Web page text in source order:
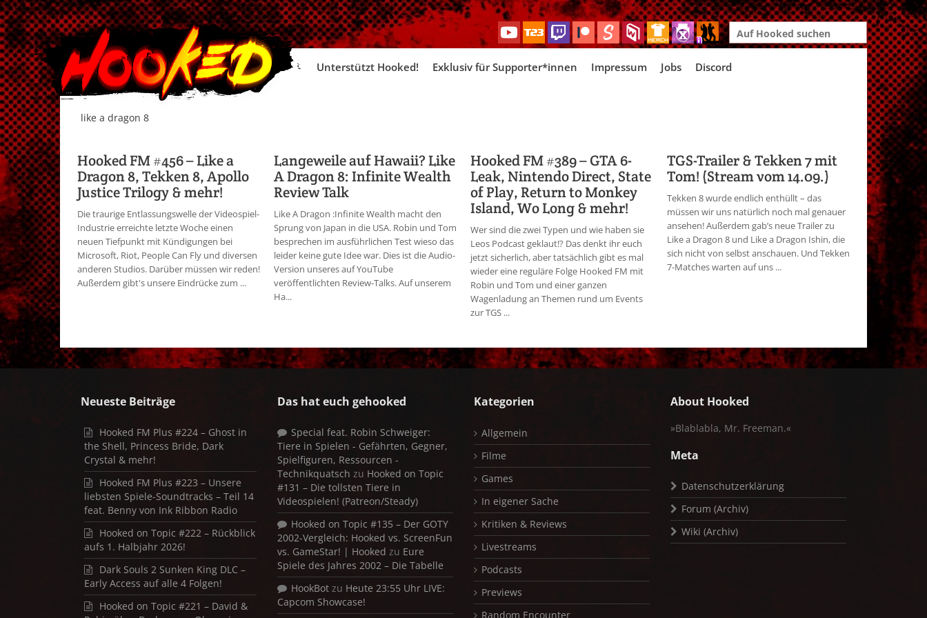
Search
for:
Skip
Unterstützt Hooked! Exklusiv für Supporter*innen Impressum Jobs Discord
like a dragon 8
Hooked FM #456 – Like a
Dragon 8, Tekken 8, Apollo
Justice Trilogy & mehr!
Die traurige Entlassungswelle der Videospiel-
Industrie erreichte letzte Woche einen
neuen Tiefpunkt mit Kündigungen bei
Microsoft, Riot, People Can Fly und diversen
anderen Studios. Darüber müssen wir reden!
Außerdem gibt's unsere Eindrücke zum ...
Langeweile auf Hawaii? Like
A Dragon 8: Infinite Wealth
Review Talk
Like A Dragon :Infinite Wealth macht den
Sprung von Japan in die USA. Robin und Tom
besprechen im ausführlichen Test wieso das
leider keine gute Idee war. Dies ist die Audio-
Version unseres auf YouTube
veröffentlichten Review-Talks. Auf unserem
Ha...
Hooked FM #389 – GTA 6-
Leak, Nintendo Direct, State
of Play, Return to Monkey
Island, Wo Long & mehr!
Wer sind die zwei Typen und wie haben sie
Leos Podcast geklaut!? Das denkt ihr euch
jetzt sicherlich, aber tatsächlich gibt es mal
wieder eine reguläre Folge Hooked FM mit
Robin und Tom und einer ganzen
Wagenladung an Themen rund um Events
zur TGS ...
TGS-Trailer & Tekken 7 mit
Tom! (Stream vom 14.09.)
Tekken 8 wurde endlich enthüllt – das
müssen wir uns natürlich noch mal genauer
ansehen! Außerdem gab’s neue Trailer zu
Like a Dragon 8 und Like a Dragon Ishin, die
sich nicht von selbst anschauen. Und Tekken
7-Matches warten auf uns ...
Neueste Beiträge
Hooked FM Plus #224 – Ghost in
the Shell, Princess Bride, Dark
Crystal & mehr!
Hooked FM Plus #223 – Unsere
liebsten Spiele-Soundtracks – Teil 14
feat. Benny von Ink Ribbon Radio
Hooked on Topic #222 – Rückblick
aufs 1. Halbjahr 2026!
Dark Souls 2 Sunken King DLC –
Early Access auf alle 4 Folgen!
Hooked on Topic #221 – David &
Das hat euch gehooked
Special feat. Robin Schweiger:
Tiere in Spielen - Gefährten, Gegner,
Spielfiguren, Ressourcen -
Technikquatsch zu Hooked on Topic
#131 – Die tollsten Tiere in
Videospielen! (Patreon/Steady)
Hooked on Topic #135 – Der GOTY
2002-Vergleich: Hooked vs. ScreenFun
vs. GameStar! | Hooked zu Eure
Spiele des Jahres 2002 – Die Tabelle
HookBot zu Heute 23:55 Uhr LIVE:
Capcom Showcase!
Kategorien
Allgemein
Filme
Games
In eigener Sache
Kritiken & Reviews
Livestreams
Podcasts
Previews
Random Encounter
About Hooked
»Blablabla, Mr. Freeman.«
Meta
Datenschutzerklärung
Forum (Archiv)
Wiki (Archiv)